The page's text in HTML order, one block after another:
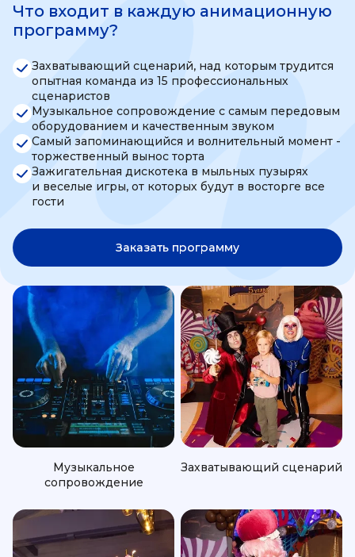
Что входит в каждую анимационную
программу?
Захватывающий сценарий, над которым трудится
опытная команда из 15 профессиональных
сценаристов
Музыкальное сопровождение с самым передовым
оборудованием и качественным звуком
Самый запоминающийся и волнительный момент -
торжественный вынос торта
Зажигательная дискотека в мыльных пузырях
и веселые игры, от которых будут в восторге все
гости
Заказать программу
Музыкальное
сопровождение
Захватывающий сценарий